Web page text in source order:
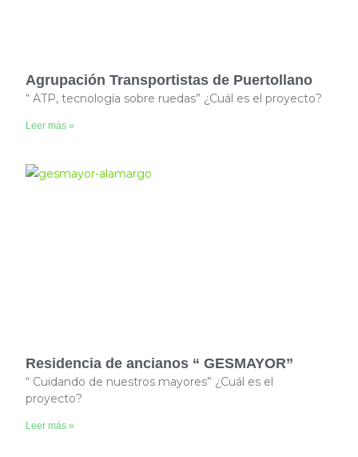
Agrupación Transportistas de Puertollano
“ ATP, tecnología sobre ruedas” ¿Cuál es el proyecto?
Leer más »
Residencia de ancianos “ GESMAYOR”
“ Cuidando de nuestros mayores” ¿Cuál es el
proyecto?
Leer más »